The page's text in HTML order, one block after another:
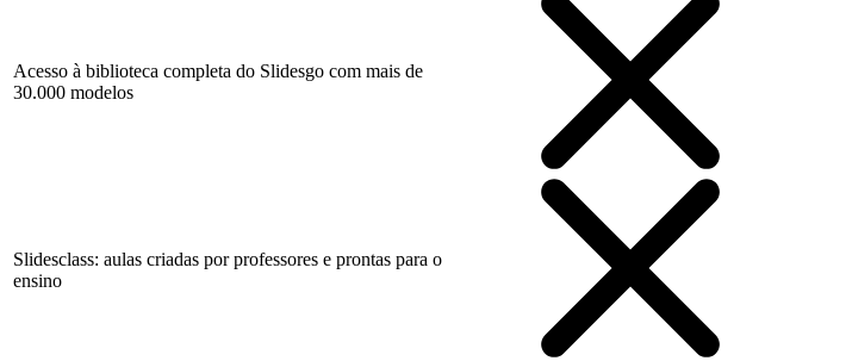
Acesso à biblioteca completa do Slidesgo com mais de
30.000 modelos
Slidesclass: aulas criadas por professores e prontas para o
ensino